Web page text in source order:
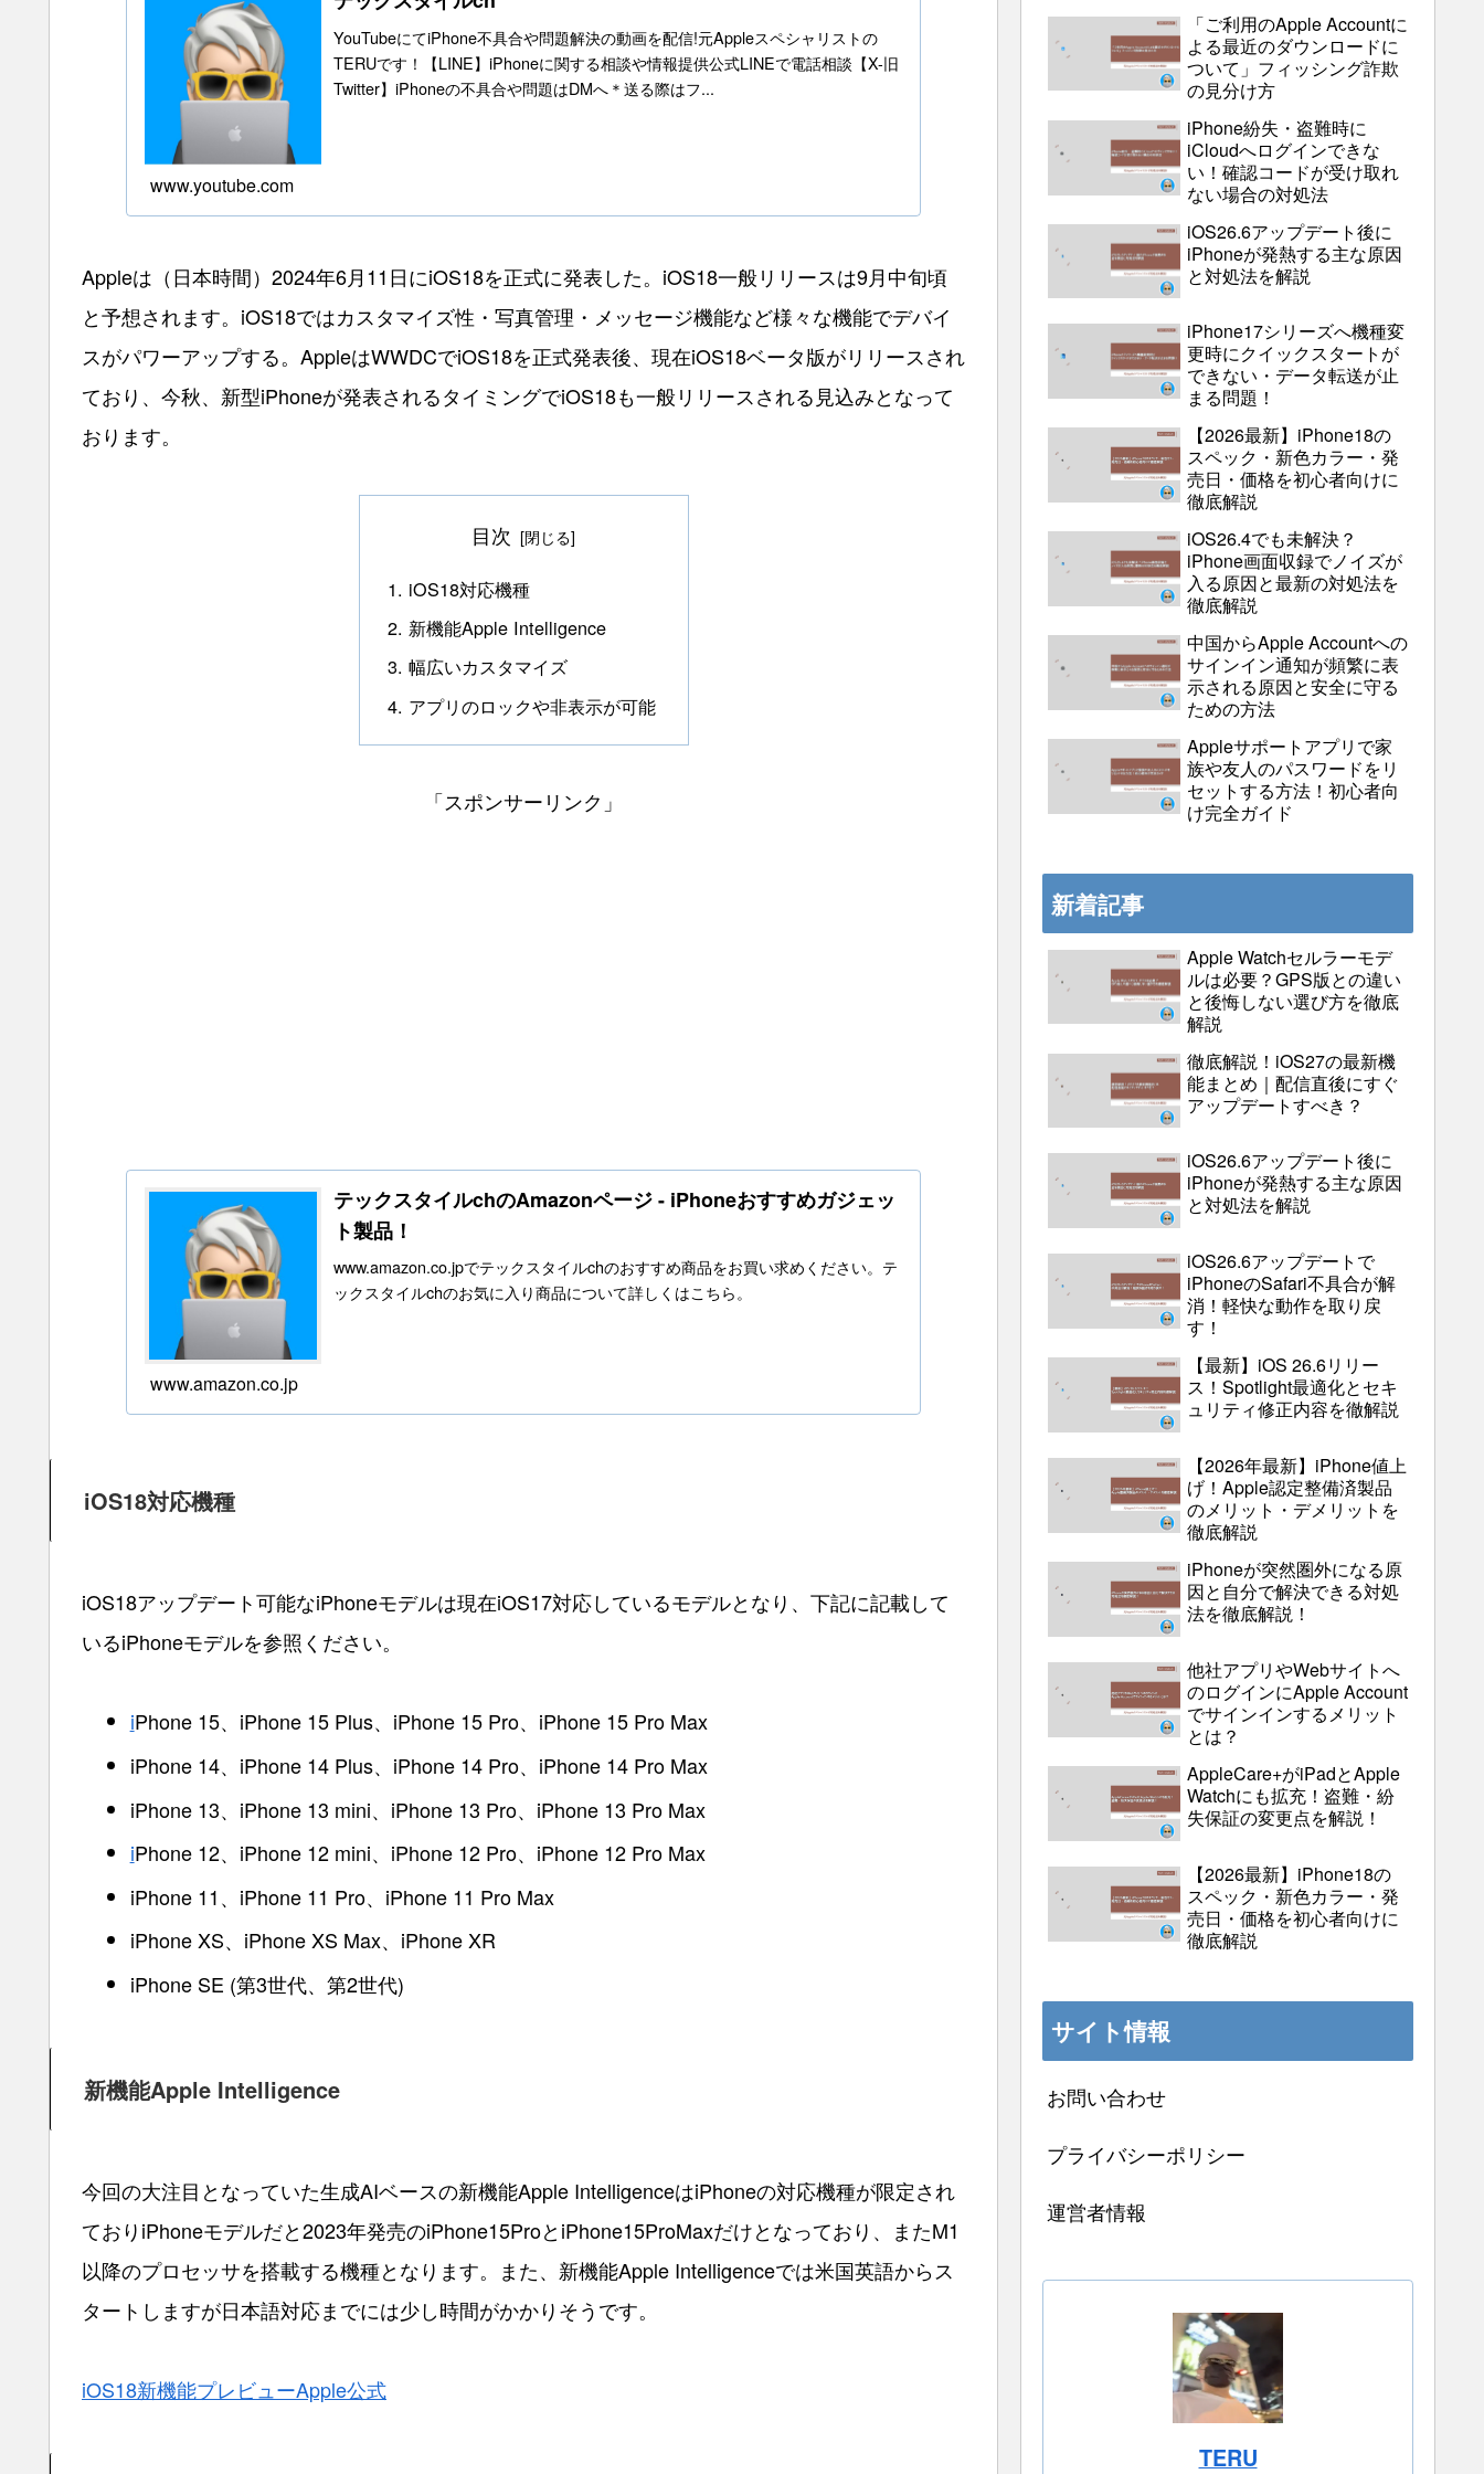
YouTubeにてiPhone不具合や問題解決の動画を配信!元Appleスペシャリストの
TERUです！【LINE】iPhoneに関する相談や情報提供公式LINEで電話相談【X-旧
Twitter】iPhoneの不具合や問題はDMへ＊送る際はフ...
www.youtube.com
Appleは（日本時間）2024年6月11日にiOS18を正式に発表した。iOS18一般リリースは9月中旬頃
と予想されます。iOS18ではカスタマイズ性・写真管理・メッセージ機能など様々な機能でデバイ
スがパワーアップする。AppleはWWDCでiOS18を正式発表後、現在iOS18ベータ版がリリースされ
ており、今秋、新型iPhoneが発表されるタイミングでiOS18も一般リリースされる見込みとなって
おります。
目次
iOS18対応機種
新機能Apple Intelligence
幅広いカスタマイズ
アプリのロックや非表示が可能
「スポンサーリンク」
テックスタイルchのAmazonページ - iPhoneおすすめガジェッ
ト製品！
www.amazon.co.jpでテックスタイルchのおすすめ商品をお買い求めください。テ
ックスタイルchのお気に入り商品について詳しくはこちら。
www.amazon.co.jp
iOS18対応機種
iOS18アップデート可能なiPhoneモデルは現在iOS17対応しているモデルとなり、下記に記載して
いるiPhoneモデルを参照ください。
iPhone 15、iPhone 15 Plus、iPhone 15 Pro、iPhone 15 Pro Max
iPhone 14、iPhone 14 Plus、iPhone 14 Pro、iPhone 14 Pro Max
iPhone 13、iPhone 13 mini、iPhone 13 Pro、iPhone 13 Pro Max
iPhone 12、iPhone 12 mini、iPhone 12 Pro、iPhone 12 Pro Max
iPhone 11、iPhone 11 Pro、iPhone 11 Pro Max
iPhone XS、iPhone XS Max、iPhone XR
iPhone SE (第3世代、第2世代)
新機能Apple Intelligence
今回の大注目となっていた生成AIベースの新機能Apple IntelligenceはiPhoneの対応機種が限定され
ておりiPhoneモデルだと2023年発売のiPhone15ProとiPhone15ProMaxだけとなっており、またM1
以降のプロセッサを搭載する機種となります。また、新機能Apple Intelligenceでは米国英語からス
タートしますが日本語対応までには少し時間がかかりそうです。
iOS18新機能プレビューApple公式
「ご利用のApple Accountに
よる最近のダウンロードに
ついて」フィッシング詐欺
の見分け方
iPhone紛失・盗難時に
iCloudへログインできな
い！確認コードが受け取れ
ない場合の対処法
iOS26.6アップデート後に
iPhoneが発熱する主な原因
と対処法を解説
iPhone17シリーズへ機種変
更時にクイックスタートが
できない・データ転送が止
まる問題！
【2026最新】iPhone18の
スペック・新色カラー・発
売日・価格を初心者向けに
徹底解説
iOS26.4でも未解決？
iPhone画面収録でノイズが
入る原因と最新の対処法を
徹底解説
中国からApple Accountへの
サインイン通知が頻繁に表
示される原因と安全に守る
ための方法
Appleサポートアプリで家
族や友人のパスワードをリ
セットする方法！初心者向
け完全ガイド
新着記事
Apple Watchセルラーモデ
ルは必要？GPS版との違い
と後悔しない選び方を徹底
解説
徹底解説！iOS27の最新機
能まとめ｜配信直後にすぐ
アップデートすべき？
iOS26.6アップデート後に
iPhoneが発熱する主な原因
と対処法を解説
iOS26.6アップデートで
iPhoneのSafari不具合が解
消！軽快な動作を取り戻
す！
【最新】iOS 26.6リリー
ス！Spotlight最適化とセキ
ュリティ修正内容を徹解説
【2026年最新】iPhone値上
げ！Apple認定整備済製品
のメリット・デメリットを
徹底解説
iPhoneが突然圏外になる原
因と自分で解決できる対処
法を徹底解説！
他社アプリやWebサイトへ
のログインにApple Account
でサインインするメリット
とは？
AppleCare+がiPadとApple
Watchにも拡充！盗難・紛
失保証の変更点を解説！
【2026最新】iPhone18の
スペック・新色カラー・発
売日・価格を初心者向けに
徹底解説
サイト情報
お問い合わせ
プライバシーポリシー
運営者情報
TERU